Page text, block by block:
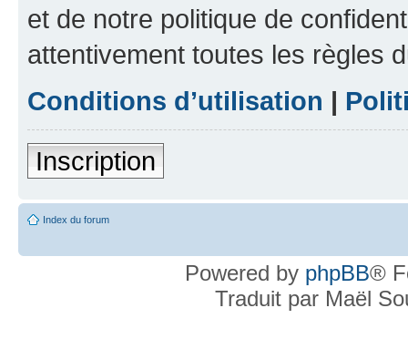
et de notre politique de
attentivement toutes les règles
Conditions d’utilisation |
Inscription
Index du forum
Powered by phpBB®
Traduit par Maël